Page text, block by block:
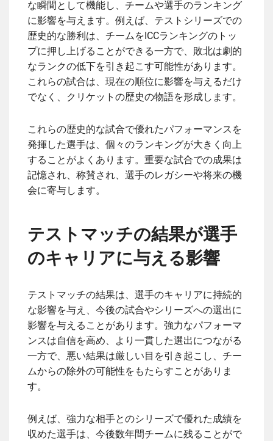
な瞬間として機能し、チームや選手のランキング
に影響を与えます。例えば、テストシリーズでの
歴史的な勝利は、チームをICCランキングのトッ
プに押し上げることができる一方で、敗北は劇的
なランクの低下を引き起こす可能性があります。
これらの試合は、現在の順位に影響を与えるだけ
でなく、クリケットの歴史の物語を形成します。
これらの歴史的な試合で優れたパフォーマンスを
発揮した選手は、個々のランキングが大きく向上
することがよくあります。重要な試合での成果は
記憶され、称賛され、選手のレガシーや将来の機
会に寄与します。
テストマッチの結果が選手
のキャリアに与える影響
テストマッチの結果は、選手のキャリアに持続的
な影響を与え、今後の試合やシリーズへの選出に
影響を与えることがあります。強力なパフォーマ
ンスは自信を高め、より一貫した選出につながる
一方で、悪い結果は厳しい目を引き起こし、チー
ムからの除外の可能性をもたらすことがありま
す。
例えば、強力な相手とのシリーズで優れた成績を
収めた選手は、今後数年間チームに残ることがで